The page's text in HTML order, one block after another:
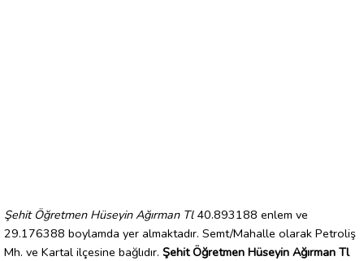
Şehit Öğretmen Hüseyin Ağırman Tl40.893188 enlem ve
29.176388 boylamda yer almaktadır. Semt/Mahalle olarak Petroliş
Mh. ve Kartal ilçesine bağlıdır. Şehit Öğretmen Hüseyin Ağırman Tl